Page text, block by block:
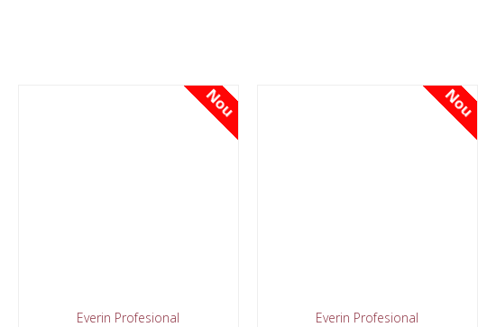
Nou
Everin Profesional
Nou
Everin Profesional